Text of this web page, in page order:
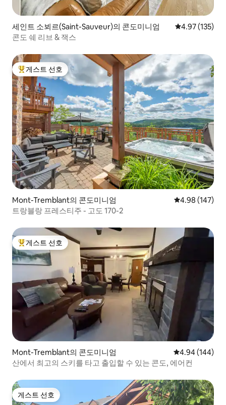
세인트 소뵈르(Saint-Sauveur)의 콘도미니엄 평점 4.97점(5
4.97 (135)
콘도 쉐 리브 & 잭스
상위 게스트 선호
게스트 선호
Mont-Tremblant의 콘도미니엄 평점 4.98점(5
4.98 (147)
트랑블랑 프레스티주 - 고도 170-2
상위 게스트 선호
게스트 선호
Mont-Tremblant의 콘도미니엄 평점 4.94점(5
4.94 (144)
산에서 최고의 스키를 타고 출입할 수 있는 콘도, 에어컨
게스트 선호
게스트 선호